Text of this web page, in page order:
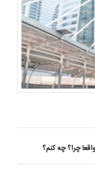
چرا؟ چه کنم؟